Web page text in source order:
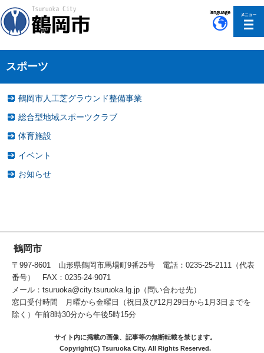
スポーツ
鶴岡市人工芝グラウンド整備事業
総合型地域スポーツクラブ
体育施設
イベント
お知らせ
鶴岡市
〒997-8601 山形県鶴岡市馬場町9番25号 電話：0235-25-2111（代表
番号） FAX：0235-24-9071
メール：tsuruoka@city.tsuruoka.lg.jp（問い合わせ先）
窓口受付時間 月曜から金曜日（祝日及び12月29日から1月3日までを
除く）午前8時30分から午後5時15分
サイト内に掲載の画像、記事等の無断転載を禁じます。
Copyright(C) Tsuruoka City. All Rights Reserved.